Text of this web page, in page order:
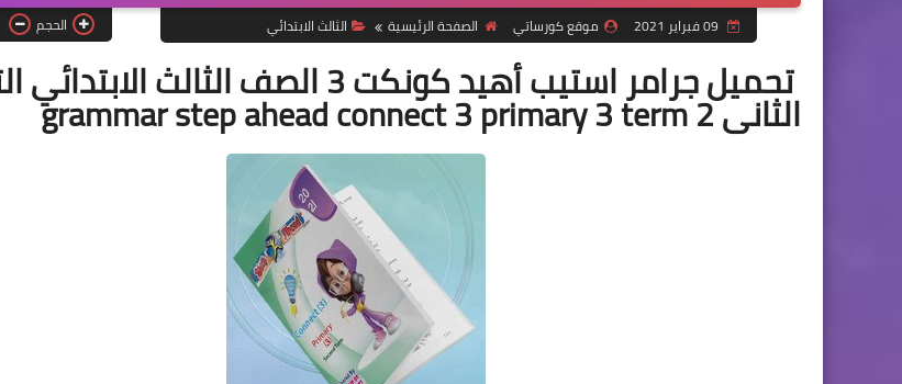
موقع كورساتي الصفحة الرئيسية الثالث الابتدائي الحجم
تحميل جرامر استيب أهيد كونكت 3 الصف الثالث
الثانى grammar step ahead connect 3 primary 3 term 2